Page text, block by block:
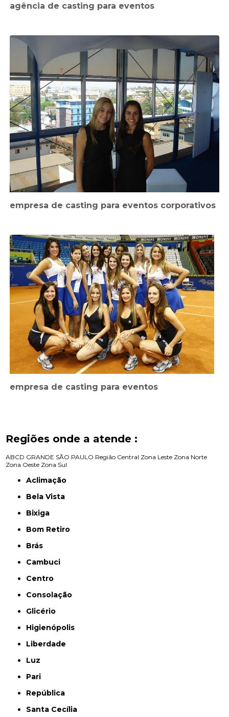
agência de casting para eventos
empresa de casting para eventos corporativos
empresa de casting para eventos
Regiões onde a atende :
ABCD GRANDE SÃO PAULO Região Central Zona Leste Zona Norte
Zona Oeste Zona Sul
Aclimação
Bela Vista
Bixiga
Bom Retiro
Brás
Cambuci
Centro
Consolação
Glicério
Higienópolis
Liberdade
Luz
Pari
República
Santa Cecília